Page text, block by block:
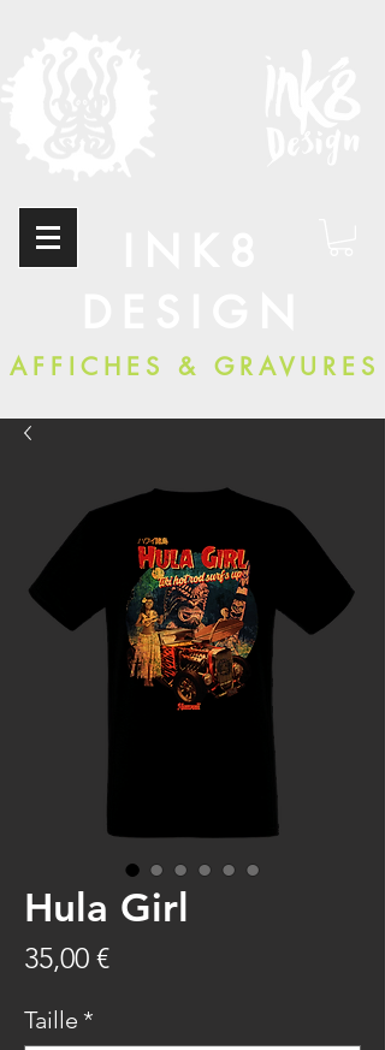
AFFICHES & GRAVURES
Hula Girl
35,00 €Prix
Taille *